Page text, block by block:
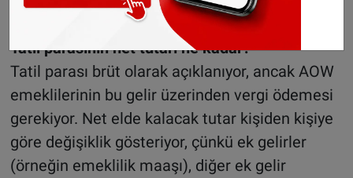
parası da buna paralel olarak yükseldi.
Tatil parasının net tutarı ne kadar?
Tatil parası brüt olarak açıklanıyor, ancak AOW
emeklilerinin bu gelir üzerinden vergi ödemesi
gerekiyor. Net elde kalacak tutar kişiden kişiye
göre değişiklik gösteriyor, çünkü ek gelirler
(örneğin emeklilik maaşı), diğer ek gelir